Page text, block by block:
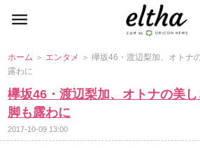
ホーム ＞ エンタメ ＞ 欅坂46・渡辺梨加、オト
露わに
欅坂46・渡辺梨加、オトナの美
脚も露わに
2017-10-09 13:00